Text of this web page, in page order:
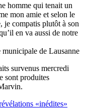
homme qui tenait un
mon amie et selon le
je compatis plutôt à son
en va aussi de notre
de Lausanne
survenus mercredi
sont produites
«inédites»